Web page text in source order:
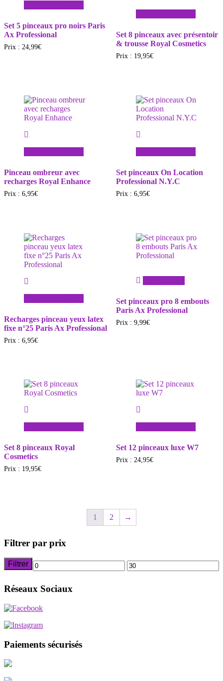
Set 5 pinceaux pro noirs Paris
Ax Professional
Prix : 24,99€
Set 8 pinceaux avec présentoir
& trousse Royal Cosmetics
Prix : 19,95€
Pinceau ombreur avec
recharges Royal Enhance
Prix : 6,95€
Set pinceaux On Location
Professional N.Y.C
Prix : 6,95€
Recharges pinceau yeux latex
fixe n°25 Paris Ax Professional
Prix : 6,95€
Set pinceaux pro 8 embouts
Paris Ax Professional
Prix : 9,99€
Set 8 pinceaux Royal
Cosmetics
Prix : 19,95€
Set 12 pinceaux luxe W7
Prix : 24,95€
1 2 →
Filtrer par prix
Prix Prix
Filtrer
Réseaux Sociaux
Paiements sécurisés